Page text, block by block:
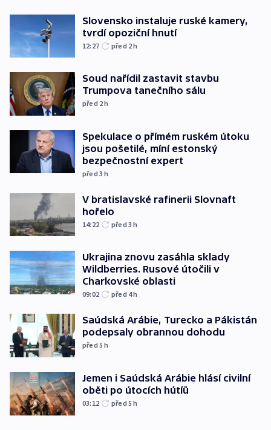
Slovensko instaluje ruské kamery,
tvrdí opoziční hnutí
12:27 před 2h
Soud nařídil zastavit stavbu
Trumpova tanečního sálu
před 2h
Spekulace o přímém ruském útoku
jsou pošetilé, míní estonský
bezpečnostní expert
před 3h
V bratislavské rafinerii Slovnaft
hořelo
14:22 před 3h
Ukrajina znovu zasáhla sklady
Wildberries. Rusové útočili v
Charkovské oblasti
09:02 před 4h
Saúdská Arábie, Turecko a Pákistán
podepsaly obrannou dohodu
před 5h
Jemen i Saúdská Arábie hlásí civilní
oběti po útocích hútíů
03:12 před 5h